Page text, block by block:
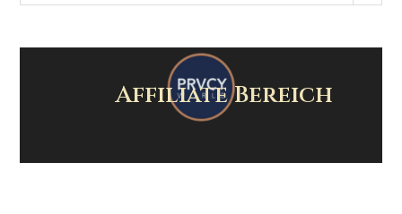
Affiliate Bereich